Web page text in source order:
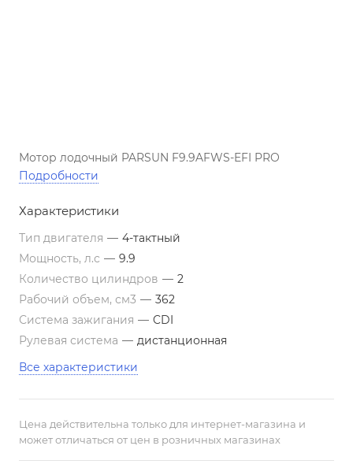
Мотор лодочный PARSUN F9.9AFWS-EFI PRO
Подробности
Характеристики
Тип двигателя — 4-тактный
Мощность, л.с — 9.9
Количество цилиндров — 2
Рабочий объем, см3 — 362
Система зажигания — CDI
Рулевая система — дистанционная
Все характеристики
Цена действительна только для интернет-магазина и
может отличаться от цен в розничных магазинах